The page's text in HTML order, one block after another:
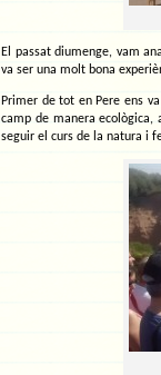
El passat diumenge, vam
va ser una molt bona
Primer de tot en Pere ens
camp de manera ecològica,
seguir el curs de la natura i